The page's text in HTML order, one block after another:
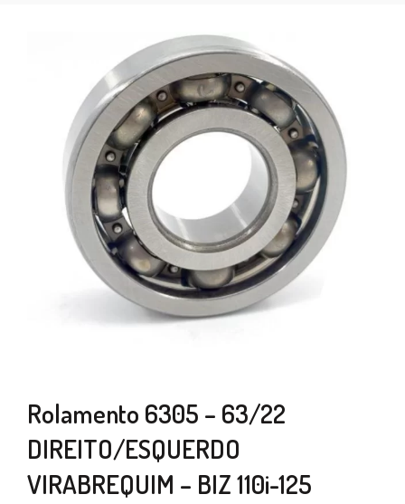
Rolamento 6305 – 63/22
DIREITO/ESQUERDO
VIRABREQUIM – BIZ 110i-125